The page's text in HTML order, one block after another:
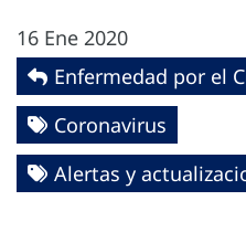
16 Ene 2020
Enfermedad por el
Coronavirus
Alertas y